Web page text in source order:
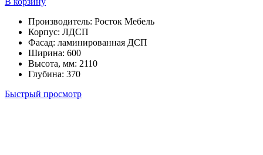
Производитель: Росток Мебель
Корпус: ЛДСП
Фасад: ламинированная ДСП
Ширина: 600
Высота, мм: 2110
Глубина: 370
Быстрый просмотр